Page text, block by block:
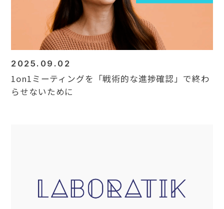
2025.09.02
1on1ミーティングを「戦術的な進捗確認」で終わ
らせないために